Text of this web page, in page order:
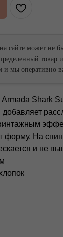
сайте может не
товар
мы оперативно
Shark
На
и не